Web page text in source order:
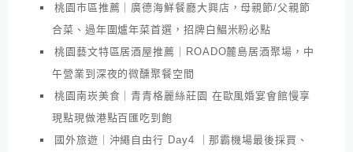
桃園市區推薦｜廣德海鮮餐廳大興店，母親節/父親節
合菜、過年圍爐年菜首選，招牌白鯧米粉必點
桃園藝文特區居酒屋推薦｜ROADO麓島居酒聚場，中
午營業到深夜的微醺聚餐空間
桃園南崁美食｜青青格麗絲莊園 在歐風婚宴會館慢享
現點現做港點百匯吃到飽
國外旅遊｜沖繩自由行 Day4 ｜那霸機場最後採買、